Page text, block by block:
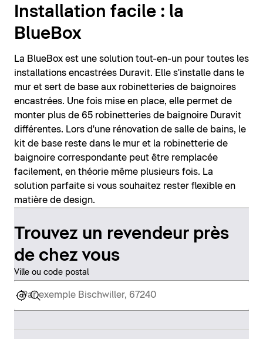
Installation facile : la
BlueBox
La BlueBox est une solution tout-en-un pour toutes les
installations encastrées Duravit. Elle s'installe dans le
mur et sert de base aux robinetteries de baignoires
encastrées. Une fois mise en place, elle permet de
monter plus de 65 robinetteries de baignoire Duravit
différentes. Lors d'une rénovation de salle de bains, le
kit de base reste dans le mur et la robinetterie de
baignoire correspondante peut être remplacée
facilement, en théorie même plusieurs fois. La
solution parfaite si vous souhaitez rester flexible en
matière de design.
Trouvez un revendeur près
de chez vous
Ville ou code postal